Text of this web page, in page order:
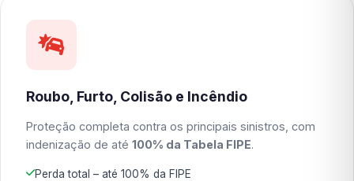
Roubo, Furto, Colisão e Incêndio
Proteção completa contra os principais sinistros, com
indenização de até 100% da Tabela FIPE.
Perda total – até 100% da FIPE